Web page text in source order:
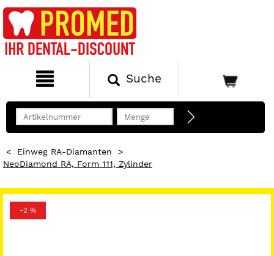
Suche
< Einweg RA-Diamanten
>
NeoDiamond RA, Form 111, Zylinder
-2 %